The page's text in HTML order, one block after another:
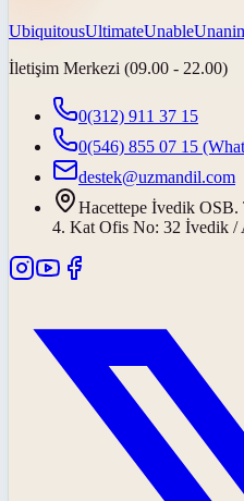
UbiquitousUltimateUnable
İletişim Merkezi (09.00 - 22.00)
0(312) 911 37 15
0(546) 855 07 15
destek@uzmandil.com
Hacettepe İvedik
4. Kat Ofis No: 32 İvedik